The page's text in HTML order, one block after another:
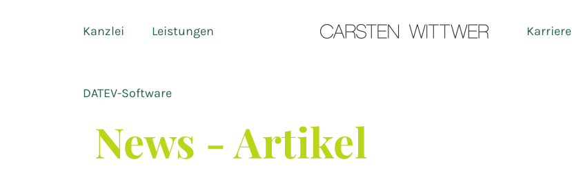
Kanzlei Leistungen
DATEV-Software
Karriere
News - Artikel